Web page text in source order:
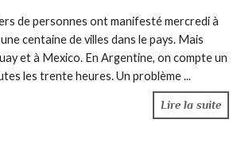
de personnes ont manifesté mercredi à
centaine de villes dans le pays. Mais
et à Mexico. En Argentine, on compte un
les trente heures. Un problème ...
Lire la suite